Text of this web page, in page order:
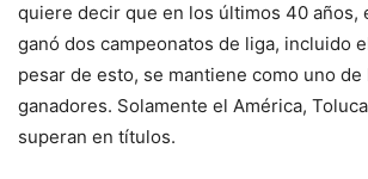
quiere decir que en los últimos 40 años,
ganó dos campeonatos de liga, incluido
pesar de esto, se mantiene como uno
ganadores. Solamente el América,
superan en títulos.